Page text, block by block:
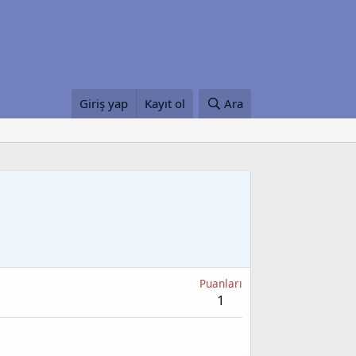
Giriş yap Kayıt ol Ara
Puanları
1